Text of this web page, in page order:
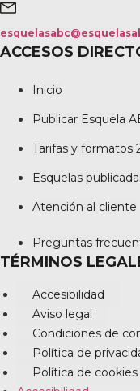
ACCESOS
Inicio
Publicar Esquela
Tarifas y formatos
Esquelas
Atención al cliente
Preguntas
TÉRMINOS
Accesibilidad
Aviso legal
Condiciones de
Política de
Política de cookies